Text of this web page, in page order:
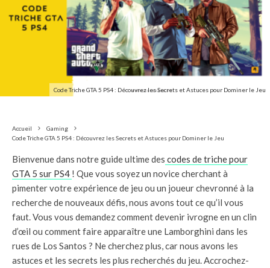
Code Triche GTA 5 PS4 : Découvrez les Secrets et Astuces pour Dominer le Jeu
Accueil
Gaming
Code Triche GTA 5 PS4 : Découvrez les Secrets et Astuces pour Dominer le Jeu
Bienvenue dans notre guide ultime des codes de triche pour
GTA 5 sur PS4 ! Que vous soyez un novice cherchant à
pimenter votre expérience de jeu ou un joueur chevronné à la
recherche de nouveaux défis, nous avons tout ce qu’il vous
faut. Vous vous demandez comment devenir ivrogne en un clin
d’œil ou comment faire apparaître une Lamborghini dans les
rues de Los Santos ? Ne cherchez plus, car nous avons les
astuces et les secrets les plus recherchés du jeu. Accrochez-